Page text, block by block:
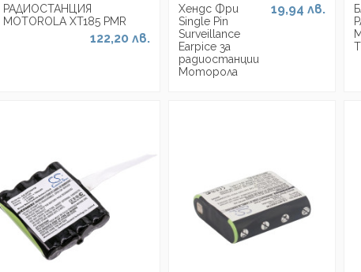
РАДИОСТАНЦИЯ
MOTOROLA XT185 PMR
122,20 лв.
Хендс Фри
Single Pin
Surveillance
Earpice за
радиостанции
Моторола
19,94 лв.